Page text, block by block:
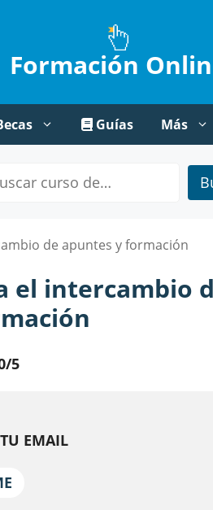
Formación
Guías Más
de apuntes y formación
el intercambio
5
EMAIL